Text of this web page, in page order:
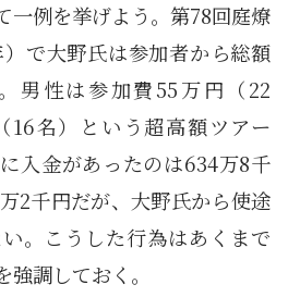
一例を挙げよう。第78回庭燎
で大野氏は参加者から総額
男性は参加費55万円（22
16名）という超高額ツアー
入金があったのは634万8千
2千円だが、大野氏から使途
。こうした行為はあくまで
強調しておく。